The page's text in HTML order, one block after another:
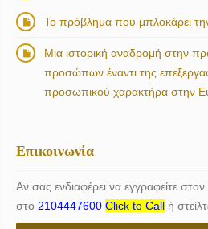
Το πρόβλημα που μπλοκάρει
Μια ιστορική αναδρομή στην
προσώπων έναντι της
προσωπικού χαρακτήρα στην
Επικοινωνία
Αν σας ενδιαφέρει να εγγραφείτε
στο 2104447600 Click to Call ή